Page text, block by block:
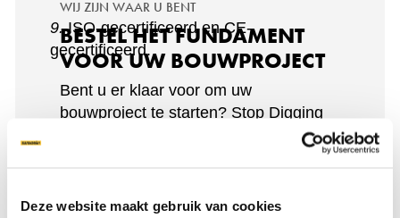
Deze website maakt gebruik van cookies
9.ISO-gecertificeerd en CE-
gecertificeerd.
WIJ ZIJN WAAR U BENT
BESTEL HET FUNDAMENT
VOOR UW BOUWPROJECT
Bent u er klaar voor om uw
bouwproject te starten? Stop Digging
installeert stabiele funderingen van
buurt.